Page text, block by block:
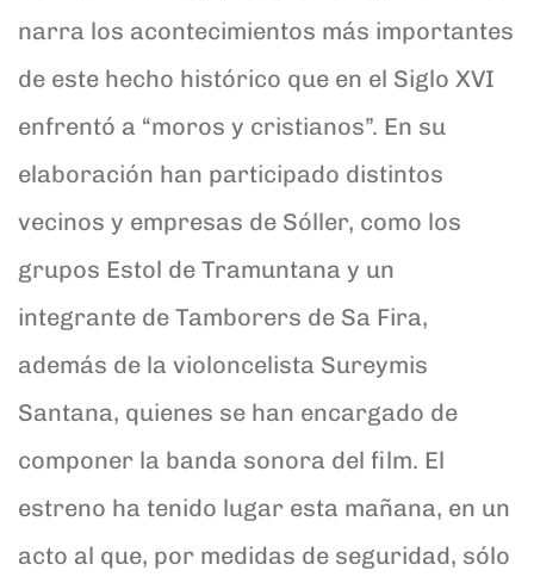
narra los acontecimientos más importantes
de este hecho histórico que en el Siglo XVI
enfrentó a “moros y cristianos”. En su
elaboración han participado distintos
vecinos y empresas de Sóller, como los
grupos Estol de Tramuntana y un
integrante de Tamborers de Sa Fira,
además de la violoncelista Sureymis
Santana, quienes se han encargado de
componer la banda sonora del film. El
estreno ha tenido lugar esta mañana, en un
acto al que, por medidas de seguridad, sólo